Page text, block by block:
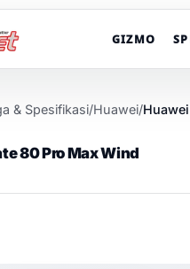
GIZMO
& Spesifikasi/Huawei/
80 Pro Max Wind